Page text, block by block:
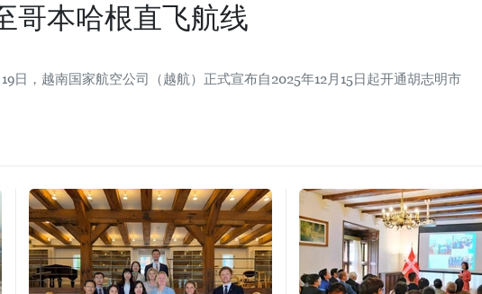
哥本哈根直飞航线
日，越南国家航空公司（越航）正式宣布自2025年12月15日起开通胡志明市